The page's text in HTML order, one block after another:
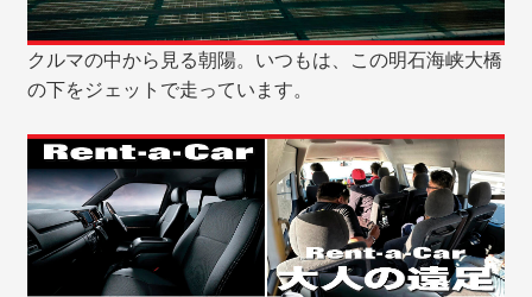
クルマの中から見る朝陽。いつもは、この明石海峡大橋
の下をジェットで走っています。